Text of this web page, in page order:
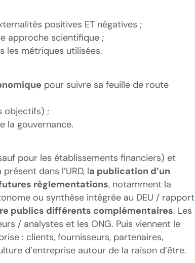
positives ET négatives ;
approche scientifique ;
les métriques utilisées.
pour suivre sa feuille de route
objectifs) ;
la gouvernance.
pour les établissements financiers) et
dans l’URD, la publication d’un
règlementations, notamment la
ou synthèse intégrée au DEU / rapport
publics différents complémentaires. Les
/ analystes et les ONG. Puis viennent le
: clients, fournisseurs, partenaires,
d’entreprise autour de la raison d’être.